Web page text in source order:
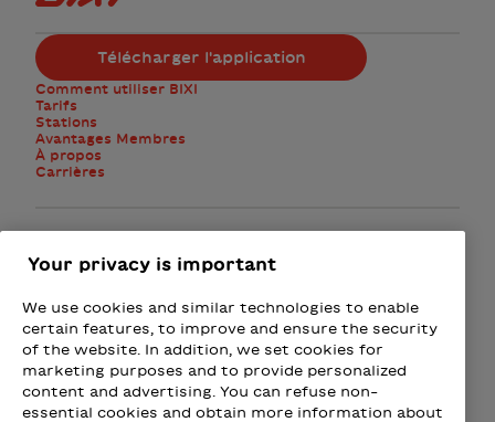
Comment utiliser BIXI
Tarifs
Stations
Avantages Membres
À propos
Carrières
Télécharger l'application
Présenté par
Your privacy is important
We use cookies and similar technologies to enable
certain features, to improve and ensure the security
of the website. In addition, we set cookies for
marketing purposes and to provide personalized
content and advertising. You can refuse non-
essential cookies and obtain more information about